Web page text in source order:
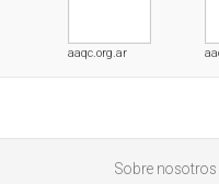
aaqc.org.ar
Sobre nosotros